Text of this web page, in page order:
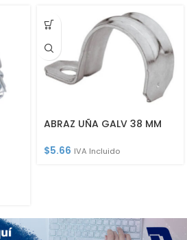
ABRAZ UÑA GALV 38 MM
$5.66 IVA Incluido